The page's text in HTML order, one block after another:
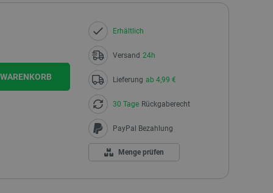
Erhältlich
Versand 24h
Lieferung ab 4,99 €
30 Tage Rückgaberecht
PayPal Bezahlung
Menge prüfen